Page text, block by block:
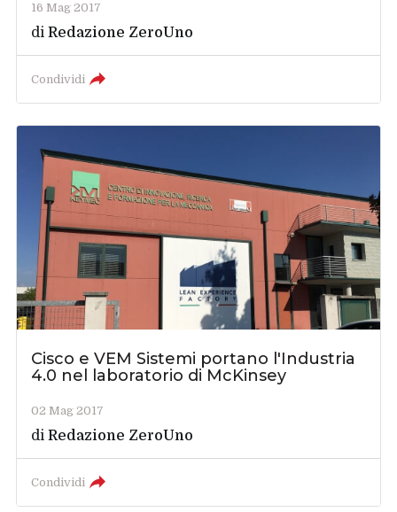
16 Mag 2017
diRedazione ZeroUno
Condividi
Cisco e VEM Sistemi portano l'Industria
4.0 nel laboratorio di McKinsey
02 Mag 2017
diRedazione ZeroUno
Condividi